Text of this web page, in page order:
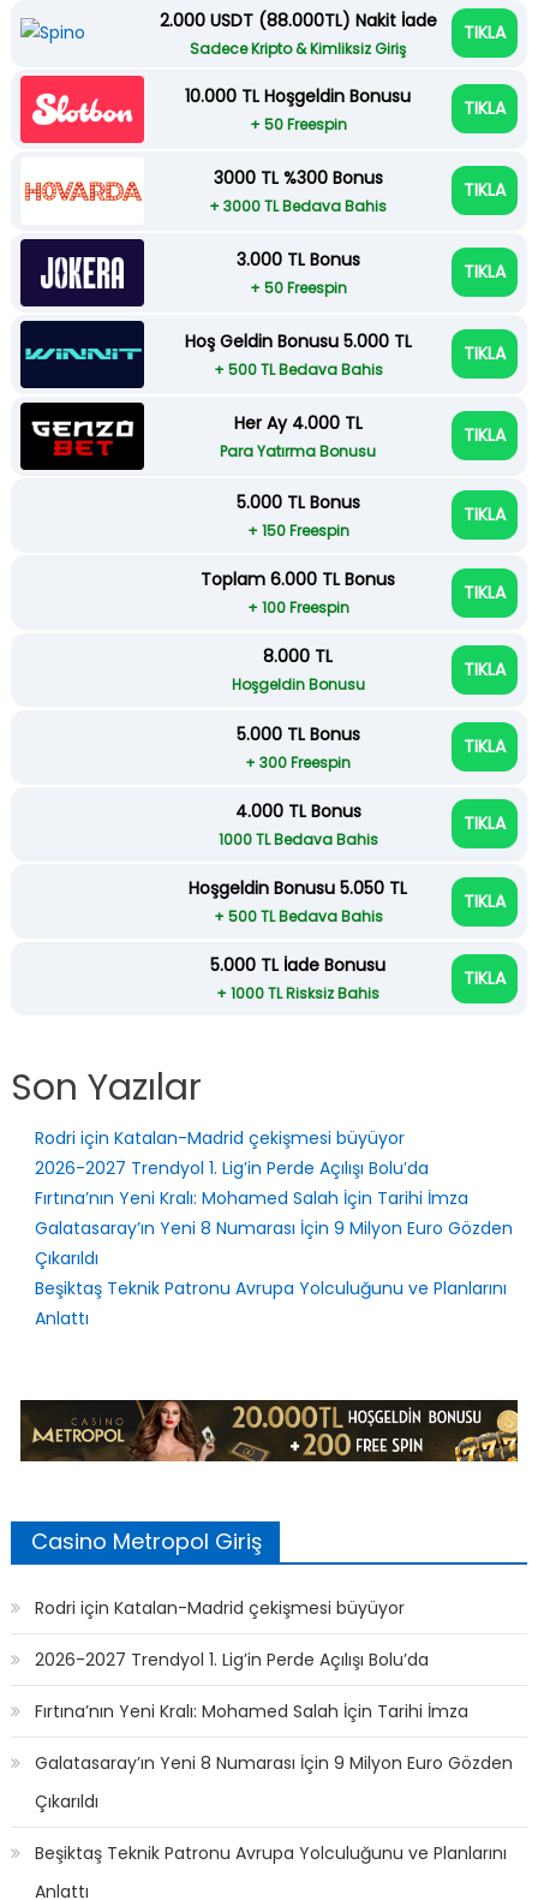
2.000 USDT (88.000TL) Nakit İade
Sadece Kripto & Kimliksiz Giriş
TIKLA
10.000 TL Hoşgeldin Bonusu
+ 50 Freespin
TIKLA
3000 TL %300 Bonus
+ 3000 TL Bedava Bahis
TIKLA
3.000 TL Bonus
+ 50 Freespin
TIKLA
Hoş Geldin Bonusu 5.000 TL
+ 500 TL Bedava Bahis
TIKLA
Her Ay 4.000 TL
Para Yatırma Bonusu
TIKLA
5.000 TL Bonus
+ 150 Freespin
TIKLA
Toplam 6.000 TL Bonus
+ 100 Freespin
TIKLA
8.000 TL
Hoşgeldin Bonusu
TIKLA
+ 300 Freespin
4.000 TL Bonus
TIKLA
Hoşgeldin Bonusu 5.050 TL
TIKLA
5.000 TL İade Bonusu
TIKLA
Son Yazılar
Rodri için Katalan-Madrid çekişmesi büyüyor
2026-2027 Trendyol 1. Lig’in Perde Açılışı Bolu’da
Fırtına’nın Yeni Kralı: Mohamed Salah İçin Tarihi İmza
Galatasaray’ın Yeni 8 Numarası İçin 9 Milyon Euro Gözden
Çıkarıldı
Beşiktaş Teknik Patronu Avrupa Yolculuğunu ve Planlarını
Casino Metropol Giriş
Rodri için Katalan-Madrid çekişmesi büyüyor
2026-2027 Trendyol 1. Lig’in Perde Açılışı Bolu’da
Fırtına’nın Yeni Kralı: Mohamed Salah İçin Tarihi İmza
Galatasaray’ın Yeni 8 Numarası İçin 9 Milyon Euro Gözden
Çıkarıldı
Beşiktaş Teknik Patronu Avrupa Yolculuğunu ve Planlarını